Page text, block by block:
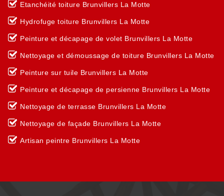
Etanchéité toiture Brunvillers La Motte
Hydrofuge toiture Brunvillers La Motte
Peinture et décapage de volet Brunvillers La Motte
Nettoyage et démoussage de toiture Brunvillers La Motte
Peinture sur tuile Brunvillers La Motte
Peinture et décapage de persienne Brunvillers La Motte
Nettoyage de terrasse Brunvillers La Motte
Nettoyage de façade Brunvillers La Motte
Artisan peintre Brunvillers La Motte